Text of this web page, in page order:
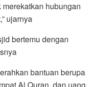
hubungan
ujarnya
bertemu dengan
bantuan berupa